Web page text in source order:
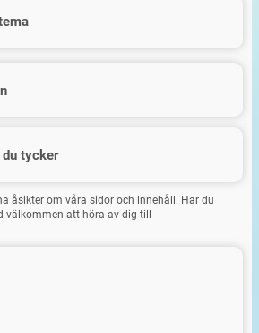
tycker
åsikter om våra sidor och innehåll. Har du
välkommen att höra av dig till